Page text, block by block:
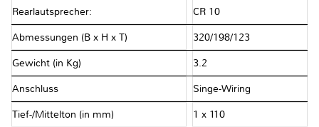
Rearlautsprecher: CR 10
Abmessungen (B x H x T) 320/198/123
Gewicht (in Kg) 3.2
Anschluss Singe-Wiring
Tief-/Mittelton (in mm) 1 x 110